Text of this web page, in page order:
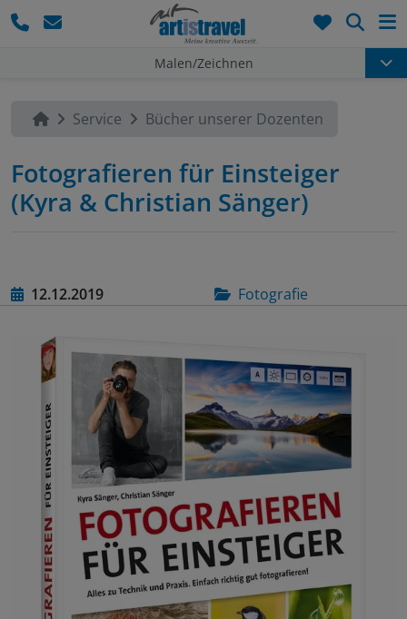
Malen/Zeichnen
Service Bücher unserer Dozenten
Fotografieren für Einsteiger
(Kyra & Christian Sänger)
12.12.2019 Fotografie